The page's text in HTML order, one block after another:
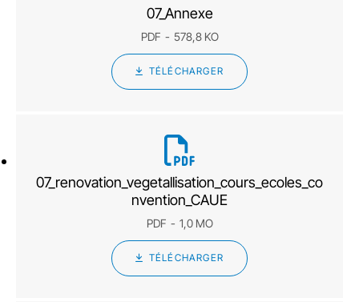
07_Annexe
PDF 578,8 KO
TÉLÉCHARGER
07_renovation_vegetallisation_cours_ecoles_co
nvention_CAUE
PDF 1,0 MO
TÉLÉCHARGER